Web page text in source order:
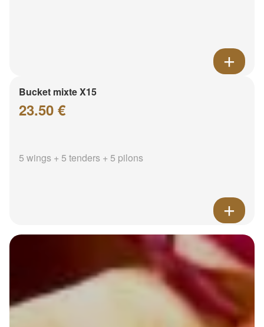
Bucket mixte X15
23.50 €
5 wings + 5 tenders + 5 pilons